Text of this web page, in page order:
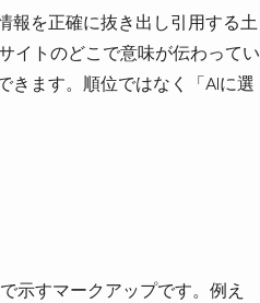
報を正確に抜き出し引用する土
イトのどこで意味が伝わってい
きます。順位ではなく「AIに選
示すマークアップです。例え